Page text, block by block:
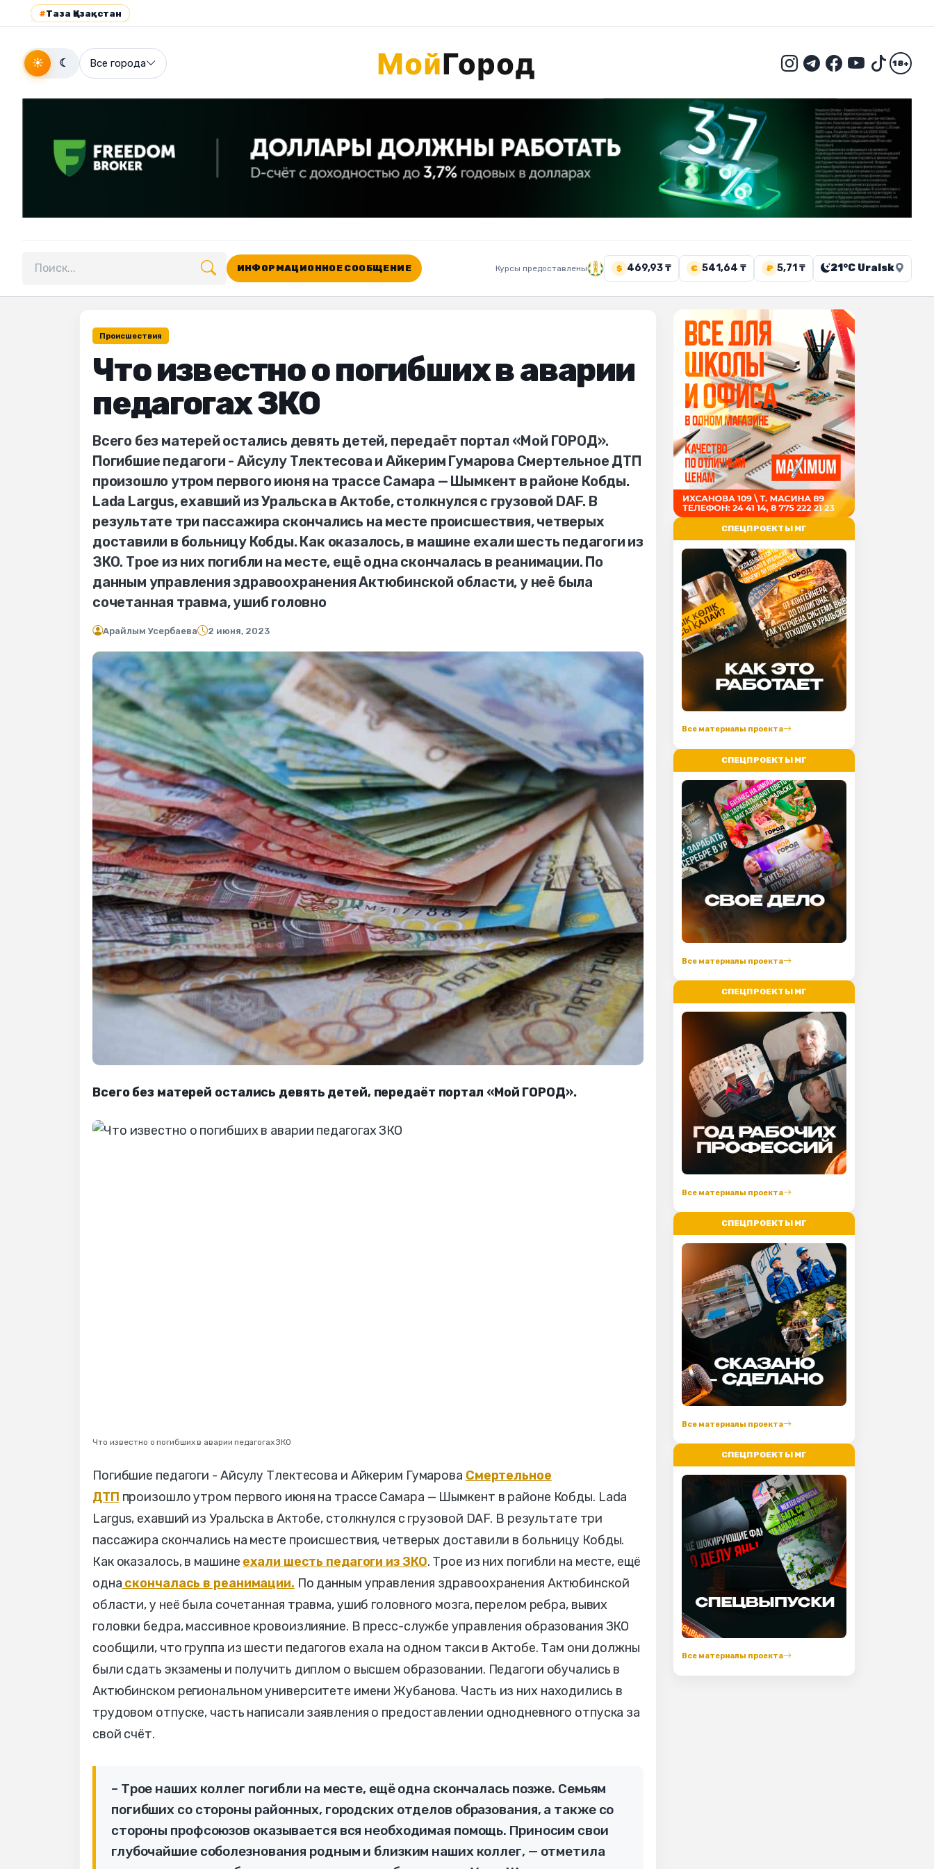
#Таза Қазақстан
☀ ☾ Все города 18+
Поиск по сайту
ИНФОРМАЦИОННОЕ СООБЩЕНИЕ Курсы предоставлены $ 469,93 ₸ € 541,64 ₸ ₽ 5,71 ₸ 21°C Uralsk
Происшествия
Что известно о погибших в аварии
педагогах ЗКО
Всего без матерей остались девять детей, передаёт портал «Мой ГОРОД».
Погибшие педагоги - Айсулу Тлектесова и Айкерим Гумарова Смертельное ДТП
произошло утром первого июня на трассе Самара — Шымкент в районе Кобды.
Lada Largus, ехавший из Уральска в Актобе, столкнулся с грузовой DAF. В
результате три пассажира скончались на месте происшествия, четверых
доставили в больницу Кобды. Как оказалось, в машине ехали шесть педагоги из
ЗКО. Трое из них погибли на месте, ещё одна скончалась в реанимации. По
данным управления здравоохранения Актюбинской области, у неё была
сочетанная травма, ушиб головно
Арайлым Усербаева 2 июня, 2023
Всего без матерей остались девять детей, передаёт портал «Мой ГОРОД».
Что известно о погибших в аварии педагогах ЗКО
Погибшие педагоги - Айсулу Тлектесова и Айкерим Гумарова Смертельное
ДТП произошло утром первого июня на трассе Самара — Шымкент в районе Кобды. Lada
Largus, ехавший из Уральска в Актобе, столкнулся с грузовой DAF. В результате три
пассажира скончались на месте происшествия, четверых доставили в больницу Кобды.
Как оказалось, в машине ехали шесть педагоги из ЗКО. Трое из них погибли на месте, ещё
одна скончалась в реанимации. По данным управления здравоохранения Актюбинской
области, у неё была сочетанная травма, ушиб головного мозга, перелом ребра, вывих
головки бедра, массивное кровоизлияние. В пресс-службе управления образования ЗКО
сообщили, что группа из шести педагогов ехала на одном такси в Актобе. Там они должны
были сдать экзамены и получить диплом о высшем образовании. Педагоги обучались в
Актюбинском региональном университете имени Жубанова. Часть из них находились в
трудовом отпуске, часть написали заявления о предоставлении однодневного отпуска за
свой счёт.
– Трое наших коллег погибли на месте, ещё одна скончалась позже. Семьям
погибших со стороны районных, городских отделов образования, а также со
стороны профсоюзов оказывается вся необходимая помощь. Приносим свои
глубочайшие соболезнования родным и близким наших коллег, — отметила
СПЕЦПРОЕКТЫ МГ
Все материалы проекта
СПЕЦПРОЕКТЫ МГ
Все материалы проекта
СПЕЦПРОЕКТЫ МГ
Все материалы проекта
СПЕЦПРОЕКТЫ МГ
Все материалы проекта
СПЕЦПРОЕКТЫ МГ
Все материалы проекта